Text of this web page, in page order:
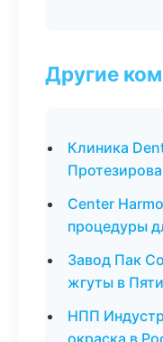
Другие
Клиника
Center
процедуры
Завод Пак
жгуты в
НПП
окраска в